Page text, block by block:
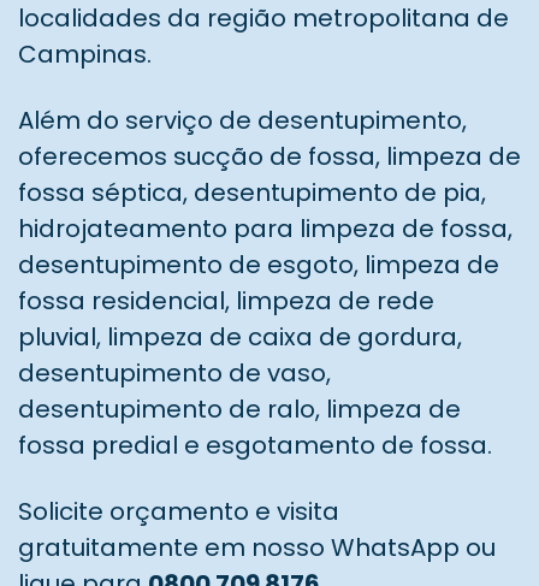
localidades da região metropolitana de
Campinas.
Além do serviço de desentupimento,
oferecemos sucção de fossa, limpeza de
fossa séptica, desentupimento de pia,
hidrojateamento para limpeza de fossa,
desentupimento de esgoto, limpeza de
fossa residencial, limpeza de rede
pluvial, limpeza de caixa de gordura,
desentupimento de vaso,
desentupimento de ralo, limpeza de
fossa predial e esgotamento de fossa.
Solicite orçamento e visita
gratuitamente em nosso WhatsApp ou